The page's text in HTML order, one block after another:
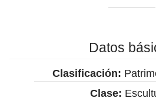
Datos
Clasificación:
Clase: